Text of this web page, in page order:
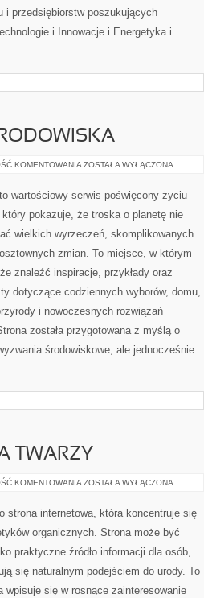
i przedsiębiorstw poszukujących
i Innowacje i Energetyka i
KOMENTOWANIA PRZYRODA
ŚRODOWISKA
ZOSTAŁA WYŁĄCZONA
to wartościowy serwis poświęcony życiu
który pokazuje, że troska o planetę nie
wielkich wyrzeczeń, skomplikowanych
zmian. To miejsce, w którym
znaleźć inspiracje, przykłady oraz
dotyczące codziennych wyborów, domu,
i nowoczesnych rozwiązań
została przygotowana z myślą o
środowiskowe, ale jednocześnie
TWARZY
KOMENTOWANIA NATURALNA
ZOSTAŁA WYŁĄCZONA
strona internetowa, która koncentruje się
organicznych. Strona może być
praktyczne źródło informacji dla osób,
się naturalnym podejściem do urody. To
wpisuje się w rosnące zainteresowanie